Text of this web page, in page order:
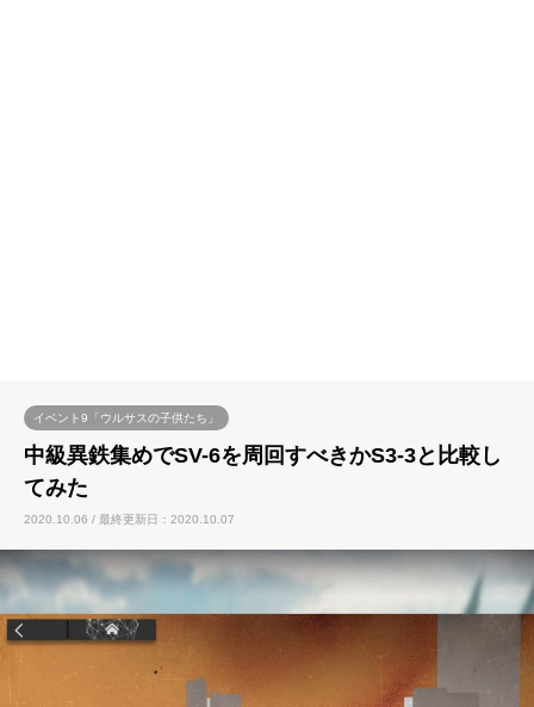
イベント9「ウルサスの子供たち」
中級異鉄集めでSV-6を周回すべきかS3-3と比較し
てみた
2020.10.06 / 最終更新日：2020.10.07